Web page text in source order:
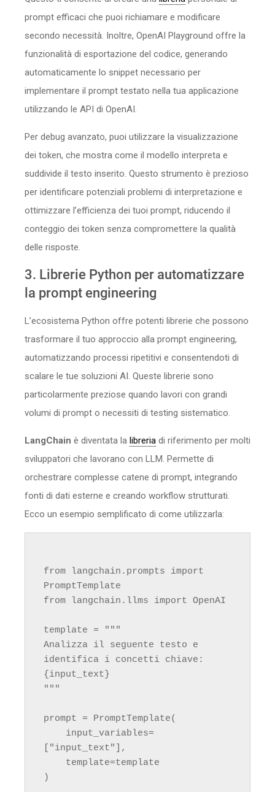
prompt efficaci che puoi richiamare e modificare
secondo necessità. Inoltre, OpenAI Playground offre la
funzionalità di esportazione del codice, generando
automaticamente lo snippet necessario per
implementare il prompt testato nella tua applicazione
utilizzando le API di OpenAI.
Per debug avanzato, puoi utilizzare la visualizzazione
dei token, che mostra come il modello interpreta e
suddivide il testo inserito. Questo strumento è prezioso
per identificare potenziali problemi di interpretazione e
ottimizzare l’efficienza dei tuoi prompt, riducendo il
conteggio dei token senza compromettere la qualità
delle risposte.
3. Librerie Python per automatizzare
la prompt engineering
L’ecosistema Python offre potenti librerie che possono
trasformare il tuo approccio alla prompt engineering,
automatizzando processi ripetitivi e consentendoti di
scalare le tue soluzioni AI. Queste librerie sono
particolarmente preziose quando lavori con grandi
volumi di prompt o necessiti di testing sistematico.
LangChain è diventata la libreria di riferimento per molti
sviluppatori che lavorano con LLM. Permette di
orchestrare complesse catene di prompt, integrando
fonti di dati esterne e creando workflow strutturati.
Ecco un esempio semplificato di come utilizzarla:
from langchain.prompts import
PromptTemplate
from langchain.llms import OpenAI
template = """
Analizza il seguente testo e
identifica i concetti chiave:
{input_text}
"""
prompt = PromptTemplate(
["input_text"],
)